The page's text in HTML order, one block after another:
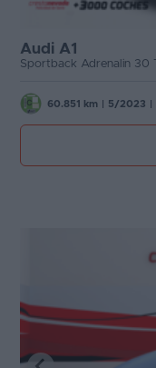
Audi A1
60.851 km 5/2023